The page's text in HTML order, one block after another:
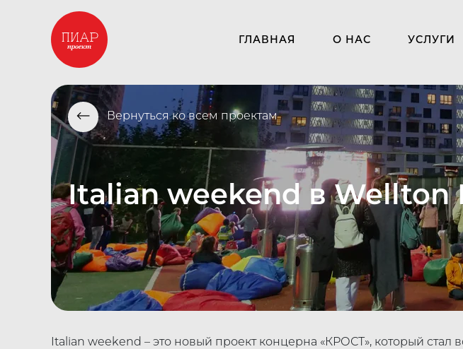
ГЛАВНАЯ О НАС УСЛУГИ
⟵ Вернуться ко всем проектам
Italian weekend в Wellton
Italian weekend – это новый проект концерна «КРОСТ», который